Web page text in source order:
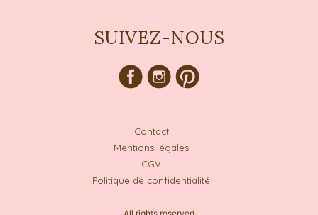
SUIVEZ-NOUS
Contact
Mentions légales
CGV
Politique de confidentialité